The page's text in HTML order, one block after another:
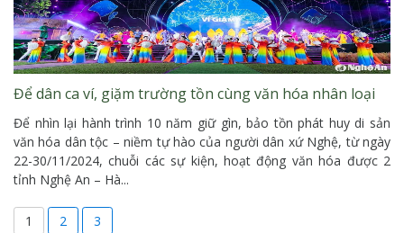
Để dân ca ví, giặm trường tồn cùng văn hóa nhân loại
Để nhìn lại hành trình 10 năm giữ gìn, bảo tồn phát huy di sản
văn hóa dân tộc – niềm tự hào của người dân xứ Nghệ, từ ngày
22-30/11/2024, chuỗi các sự kiện, hoạt động văn hóa được 2
tỉnh Nghệ An – Hà...
1 2 3